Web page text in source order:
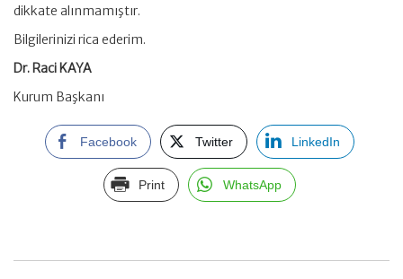
dikkate alınmamıştır.
Bilgilerinizi rica ederim.
Dr. Raci KAYA
Kurum Başkanı
Facebook Twitter LinkedIn
Print WhatsApp